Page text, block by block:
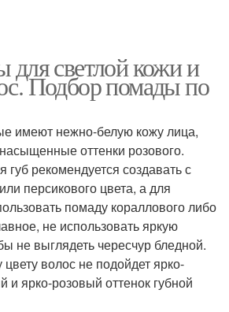
для светлой кожи и
Подбор помады по
имеют нежно-белую кожу лица,
оттенки розового.
рекомендуется создавать с
персикового цвета, а для
помаду кораллового либо
не использовать яркую
не выглядеть чересчур бледной.
волос не подойдет ярко-
ярко-розовый оттенок губной